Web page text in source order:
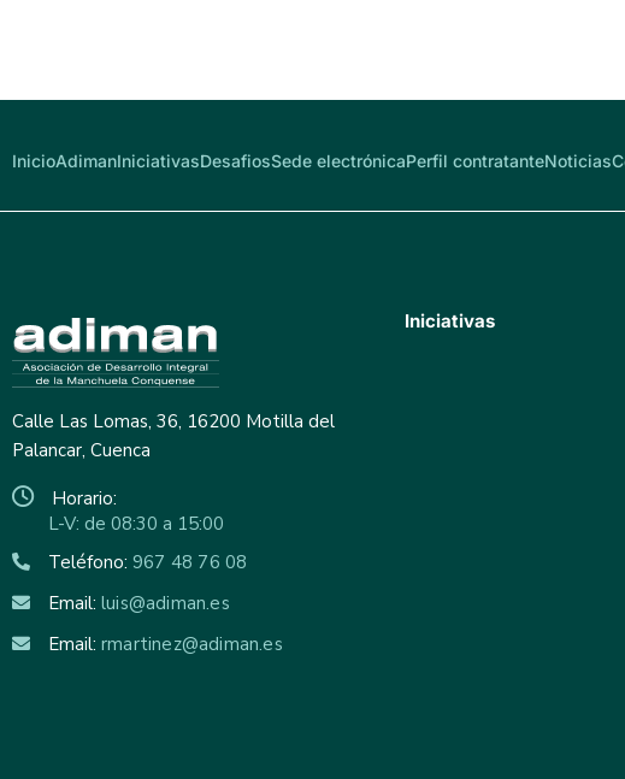
InicioAdimanIniciativasDesafiosSede electrónicaPerfil contratanteNoticias
Calle Las Lomas, 36, 16200 Motilla del
Palancar, Cuenca
Horario:
L-V: de 08:30 a 15:00
Teléfono: 967 48 76 08
Email: luis@adiman.es
Email: rmartinez@adiman.es
Iniciativas